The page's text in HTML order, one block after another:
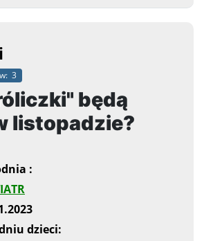
3
będą
listopadzie?
:
dzieci: